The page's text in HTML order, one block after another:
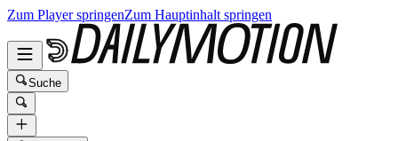
Zum Player springenZum Hauptinhalt springen
Suche